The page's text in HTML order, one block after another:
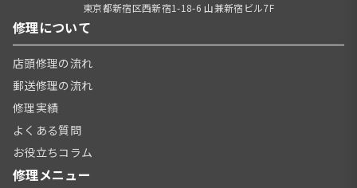
東京都新宿区西新宿1-18-6 山兼新宿ビル7F
修理について
店頭修理の流れ
郵送修理の流れ
修理実績
よくある質問
お役立ちコラム
修理メニュー